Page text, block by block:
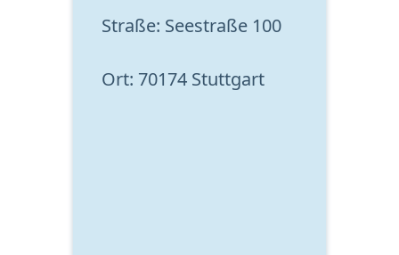
Straße: Seestraße 100
Ort: 70174 Stuttgart